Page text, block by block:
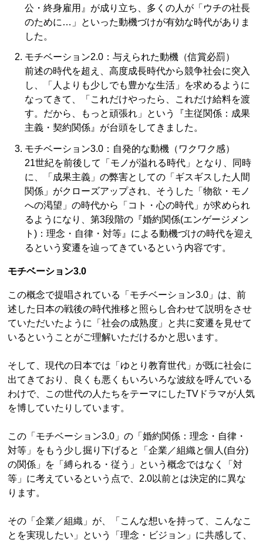
公・終身雇用』が成り立ち、多くの人が「ウチの社長
のために…」といった動機づけが有効な時代がありま
した。
モチベーション2.0：与えられた動機（信賞必罰）
前述の時代を超え、高度成長時代から競争社会に突入
し、「人よりも少しでも豊かな生活」を求めるように
なってきて、「これだけやったら、これだけ給料を渡
す。だから、もっと頑張れ」という『主従関係：成果
主義・契約関係』が台頭をしてきました。
モチベーション3.0：自発的な動機（ワクワク感）
21世紀を前後して「モノが溢れる時代」となり、同時
に、「成果主義」の弊害としての「ギスギスした人間
関係」がクローズアップされ、そうした「物欲・モノ
への渇望」の時代から「コト・心の時代」が求められ
るようになり、第3段階の『婚約関係(エンゲージメン
ト)：理念・自律・対等』による動機づけの時代を迎え
るという変遷を辿ってきているという内容です。
モチベーション3.0
この概念で提唱されている「モチベーション3.0」は、前
述した日本の戦後の時代推移と照らし合わせて説明をさせ
ていただいたように「社会の成熟度」と共に変遷を見せて
いるということがご理解いただけるかと思います。
そして、現代の日本では「ゆとり教育世代」が既に社会に
出てきており、良くも悪くもいろいろな波紋を呼んでいる
わけで、この世代の人たちをテーマにしたTVドラマが人気
を博していたりしています。
この「モチベーション3.0」の「婚約関係：理念・自律・
対等」をもう少し掘り下げると「企業／組織と個人(自分)
の関係」を「縛られる・従う」という概念ではなく「対
等」に考えているという点で、2.0以前とは決定的に異な
ります。
その「企業／組織」が、「こんな想いを持って、こんなこ
とを実現したい」という「理念・ビジョン」に共感して、